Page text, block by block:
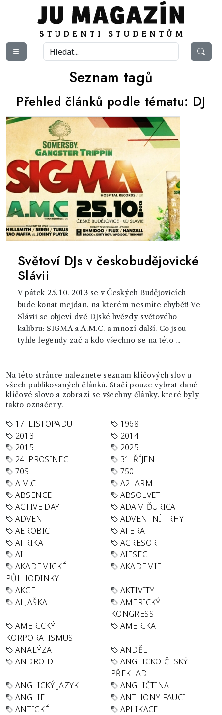
Seznam tagů
Přehled článků podle tématu: DJ
Světoví DJs v českobudějovické
Slávii
V pátek 25. 10. 2013 se v Českých Budějovicích
bude konat mejdan, na kterém nesmíte chybět! Ve
Slávii se objeví dvě DJské hvězdy světového
kalibru: SIGMA a A.M.C. a mnozí další. Co jsou
tyhle legendy zač a kdo všechno se na této ...
Na této stránce naleznete seznam klíčových slov u
všech publikovaných článků. Stačí pouze vybrat dané
klíčové slovo a zobrazí se všechny články, které byly
takto označeny.
17. LISTOPADU
1968
2013
2014
2015
2025
24. PROSINEC
31. ŘÍJEN
70S
750
A.M.C.
A2LARM
ABSENCE
ABSOLVET
ACTIVE DAY
ADAM ĎURICA
ADVENT
ADVENTNÍ TRHY
AEROBIC
AFERA
AFRIKA
AGRESOR
AI
AIESEC
AKADEMICKÉ
PŮLHODINKY
AKADEMIE
AKCE
AKTIVITY
ALJAŠKA
AMERICKÝ
KONGRESS
AMERICKÝ
KORPORATISMUS
AMERIKA
ANALÝZA
ANDĚL
ANDROID
ANGLICKO-ČESKÝ
PŘEKLAD
ANGLICKÝ JAZYK
ANGLIČTINA
ANGLIE
ANTHONY FAUCI
ANTICKÉ
APLIKACE